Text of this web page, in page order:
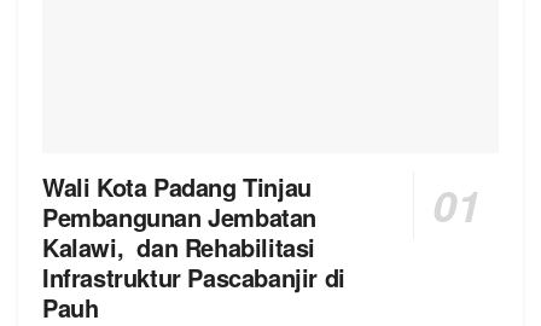
Wali Kota Padang Tinjau
Pembangunan Jembatan
Kalawi, dan Rehabilitasi
Infrastruktur Pascabanjir di
Pauh